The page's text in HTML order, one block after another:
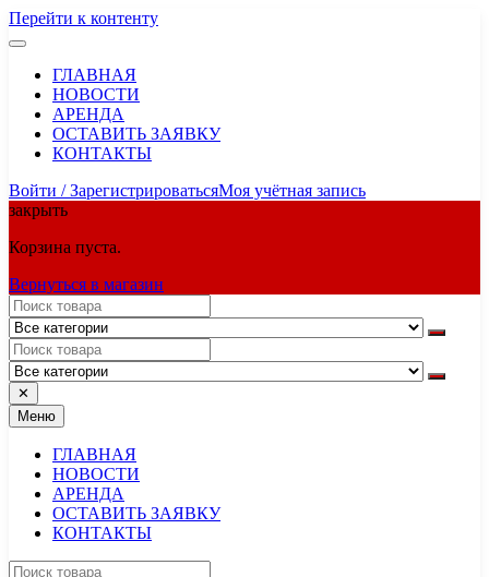
Перейти к контенту
ГЛАВНАЯ
НОВОСТИ
АРЕНДА
ОСТАВИТЬ ЗАЯВКУ
КОНТАКТЫ
Войти / ЗарегистрироватьсяМоя учётная запись
закрыть
Корзина пуста.
Вернуться в магазин
✕
Меню
ГЛАВНАЯ
НОВОСТИ
АРЕНДА
ОСТАВИТЬ ЗАЯВКУ
КОНТАКТЫ